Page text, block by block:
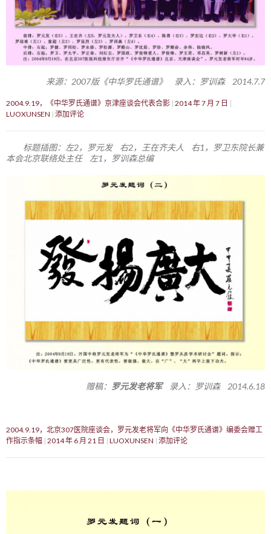
来源：2007版《中华罗氏通谱》 录入：罗训森 2014.7.7
2004.9.19，《中华罗氏通谱》京津座谈会代表合影 2014 年 7 月 7 日
LUOXUNSEN 添加评论
标题插图：左2，罗元发 右2，王在齐夫人 右1，罗卫东院长兼
本会北京联络处主任 左1，罗训森总编
赠稿： 罗元发老将军录入：罗训森 2014.6.18
2004.9.19，北京307医院座谈会，罗元发老将军向《中华罗氏通谱》编委会赠工
作指示条幅 2014 年 6 月 21 日 LUOXUNSEN 添加评论